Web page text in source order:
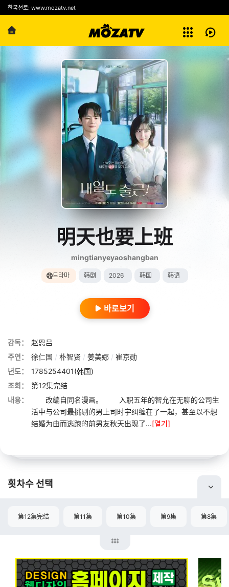
한국선로: www.mozatv.net
전체보기
明天也要上班
mingtianyeyaoshangban
드라마 韩剧 2026 韩国 韩语
바로보기
감독：
赵恩吕
주연：
徐仁国 / 朴智贤 / 姜美娜 / 崔京勋
년도：
1785254401(韩国)
조회：
第12集完结
내용：
改编自同名漫画。 入职五年的智允在无聊的公司生
活中与公司最挑剔的男上司时宇纠缠在了一起，甚至以不想
结婚为由而逃跑的前男友秋天出现了...[열기]
횟차수 선택
第12集完结 第11集 第10集 第9集 第8集